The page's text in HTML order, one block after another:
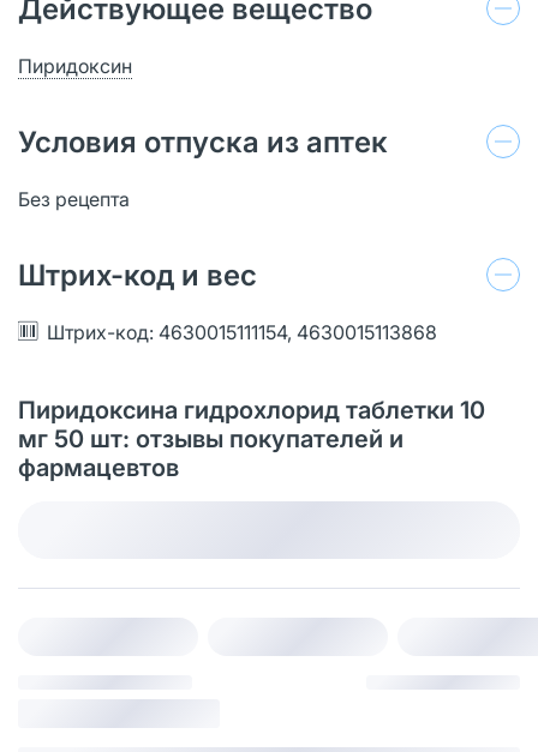
Действующее вещество
Пиридоксин
Условия отпуска из аптек
Без рецепта
Штрих-код и вес
Штрих-код: 4630015111154, 4630015113868
Пиридоксина гидрохлорид таблетки 10
мг 50 шт: отзывы покупателей и
фармацевтов